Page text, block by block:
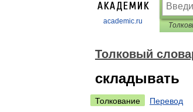
academic.ru
Толковый
складывать
Толкование
Перевод